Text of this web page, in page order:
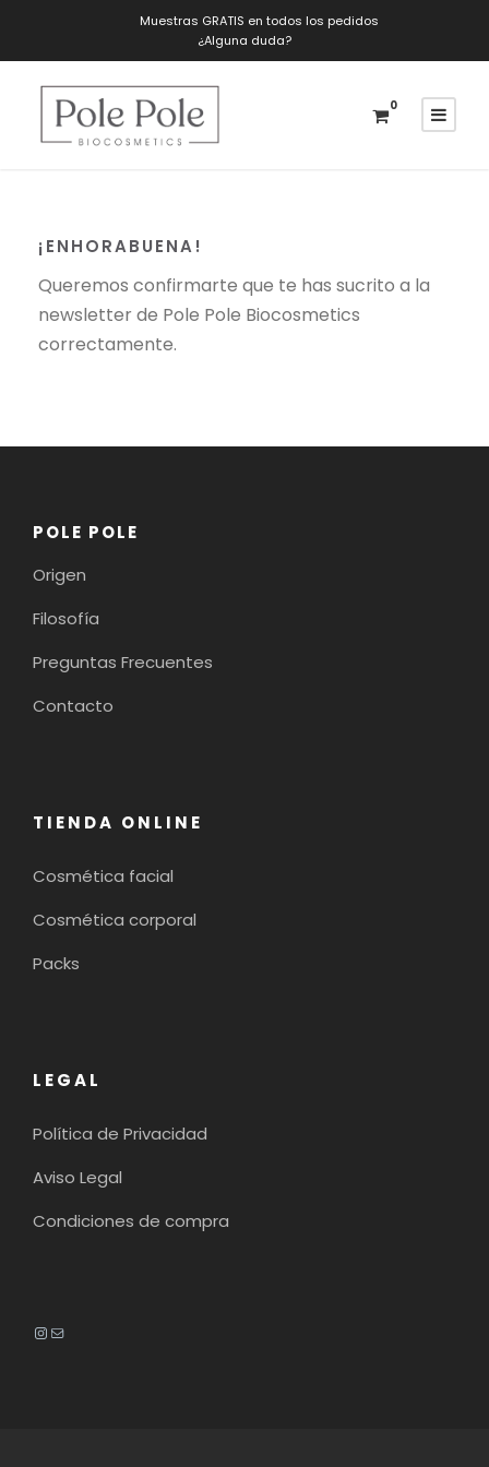
Muestras GRATIS en todos los pedidos
¿Alguna duda?
0
¡ENHORABUENA!
Queremos confirmarte que te has sucrito a la
newsletter de Pole Pole Biocosmetics
correctamente.
POLE POLE
Origen
Filosofía
Preguntas Frecuentes
Contacto
TIENDA ONLINE
Cosmética facial
Cosmética corporal
Packs
LEGAL
Política de Privacidad
Aviso Legal
Condiciones de compra
Instagram